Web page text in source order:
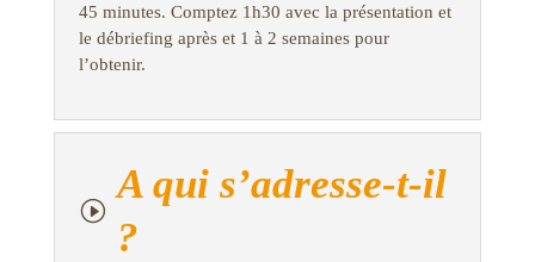
45 minutes. Comptez 1h30 avec la présentation et
le débriefing après et 1 à 2 semaines pour
l’obtenir.
I
A qui s’adresse-t-il
?